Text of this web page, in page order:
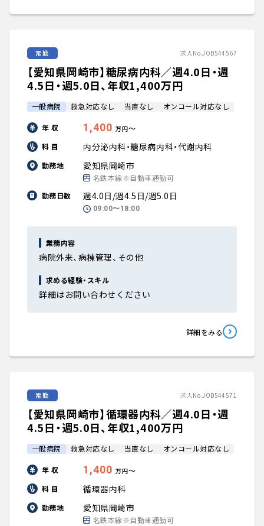
常勤 求人No.JOB544567
【愛知県岡崎市】糖尿病内科／週4.0日・週
4.5日・週5.0日、年収1,400万円
一般病院 救急対応なし 当直なし オンコール対応なし
年 収 1,400 万円〜
科 目
内分泌内科・糖尿病内科・代謝内科
勤務地 愛知県岡崎市
名鉄本線※自動車通勤可
勤務日数
週4.0日/週4.5日/週5.0日
09:00〜18:00
業務内容
病院外来、病棟管理、その他
求める経験・スキル
詳細はお問い合わせください
詳細をみる
常勤 求人No.JOB544571
【愛知県岡崎市】循環器内科／週4.0日・週
4.5日・週5.0日、年収1,400万円
一般病院 救急対応なし 当直なし オンコール対応なし
年 収 1,400 万円〜
科 目
循環器内科
勤務地 愛知県岡崎市
名鉄本線※自動車通勤可